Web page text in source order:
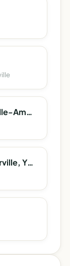
Amicale Des Pêcheurs D'anneville-Ambourville
Club De Voile Anneville-Ambourville, Yville-Sur-Seine